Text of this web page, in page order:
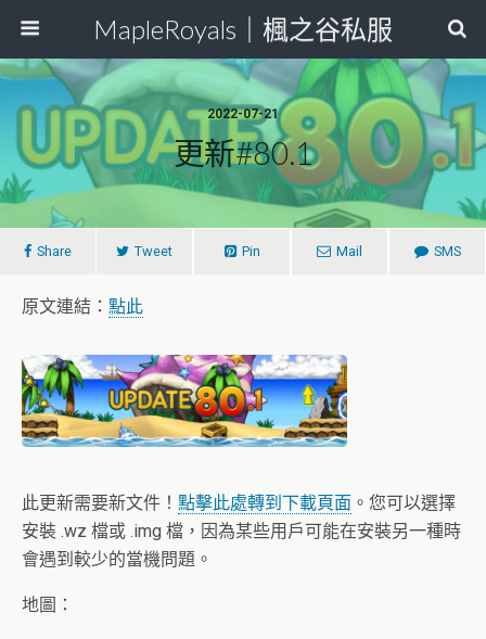
MapleRoyals｜楓之谷私服
2022-07-21
更新#80.1
Share Tweet Pin Mail SMS
原文連結： 點此
此更新需要新文件！ 點擊此處轉到下載頁面 。 您可以選擇
安裝 .wz 檔或 .img 檔，因為某些用戶可能在安裝另一種時
會遇到較少的當機問題。
地圖：